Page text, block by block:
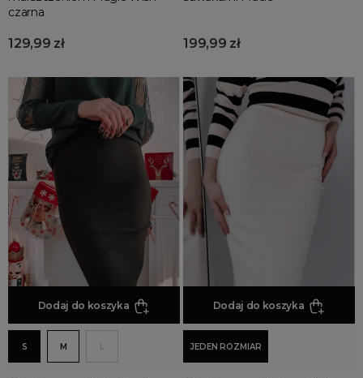
czarna
129,99 zł 199,99 zł
Dodaj do koszyka
S M L
Dodaj do koszyka
JEDEN ROZMIAR